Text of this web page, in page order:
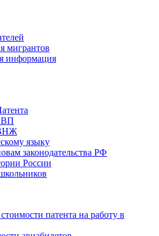
мигрантов
информация
языку
законодательства РФ
России
патента на работу в